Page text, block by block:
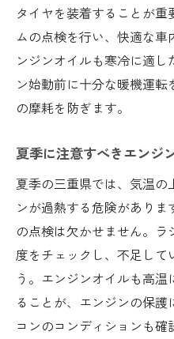
タイヤを装着することが
ムの点検を行い、快適な
ンジンオイルも寒冷に適
ン始動前に十分な暖機運
の摩耗を防ぎます。
夏季に注意すべきエンジ
夏季の三重県では、気温
ンが過熱する危険があり
の点検は欠かせません。
度をチェックし、不足して
う。エンジンオイルも高
ることが、エンジンの保
コンのコンディションも